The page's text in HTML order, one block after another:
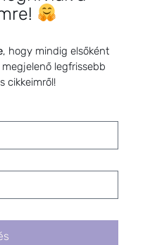
el
, hogy mindig elsőként
legfrissebb
cikkeimről!